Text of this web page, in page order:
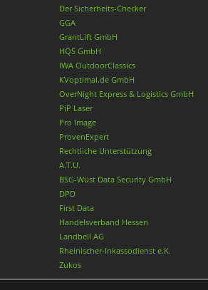
Der Sicherheits-Checker
GGA
GrantLift GmbH
HQS GmbH
IWA OutdoorClassics
KVoptimal.de GmbH
OverNight Express & Logistics GmbH
PiP Laser
Pro Image
ProvenExpert
Rechtliche Unterstützung
A.T.U.
BSG-Wüst Data Security GmbH
DPD
First Data
Handelsverband Hessen
Landbell AG
Rheinischer-Inkassodienst e.K.
Zukos